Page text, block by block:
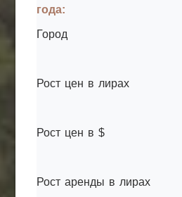
года:
Город
Рост цен в лирах
Рост цен в $
Рост аренды в лирах